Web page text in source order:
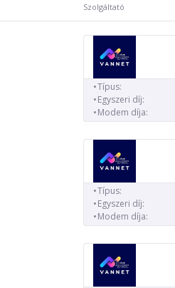
Szolgáltató
Típus:
Egyszeri díj:
Modem díja:
Típus:
Egyszeri díj:
Modem díja: